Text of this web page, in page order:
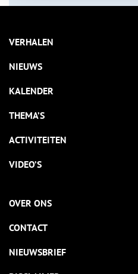
VERHALEN
NIEUWS
KALENDER
THEMA’S
ACTIVITEITEN
VIDEO’S
OVER ONS
CONTACT
NIEUWSBRIEF